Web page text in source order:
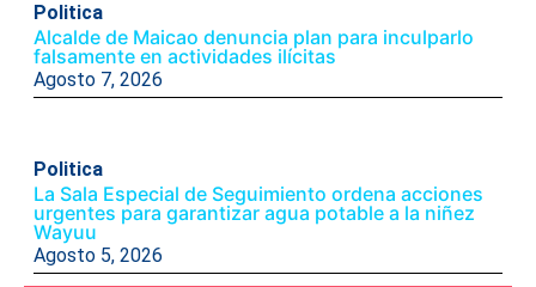
Politica
Alcalde de Maicao denuncia plan para inculparlo
falsamente en actividades ilícitas
Agosto 7, 2026
Politica
La Sala Especial de Seguimiento ordena acciones
urgentes para garantizar agua potable a la niñez
Wayuu
Agosto 5, 2026